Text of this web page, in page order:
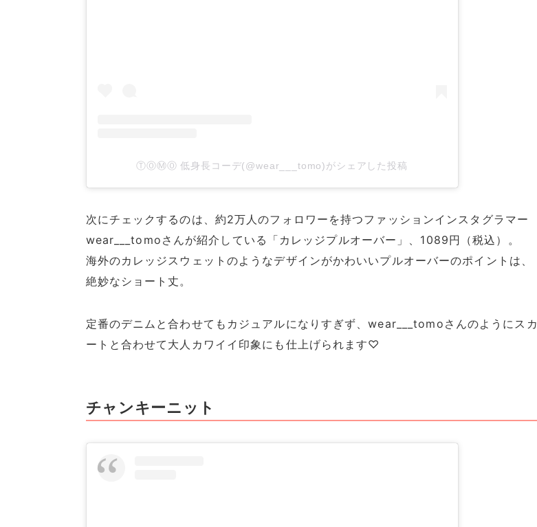
ⓉⓄⓂ︎Ⓞ 低身長コーデ(@wear___tomo)がシェアした投稿
次にチェックするのは、約2万人のフォロワーを持つファッションインスタグラマー
wear___tomoさんが紹介している「カレッジプルオーバー」、1089円（税込）。
海外のカレッジスウェットのようなデザインがかわいいプルオーバーのポイントは、
絶妙なショート丈。
定番のデニムと合わせてもカジュアルになりすぎず、wear___tomoさんのようにスカ
ートと合わせて大人カワイイ印象にも仕上げられます♡
チャンキーニット